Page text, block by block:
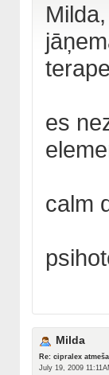
es
calm
Milda
Re: cipralex
July 19, 2009